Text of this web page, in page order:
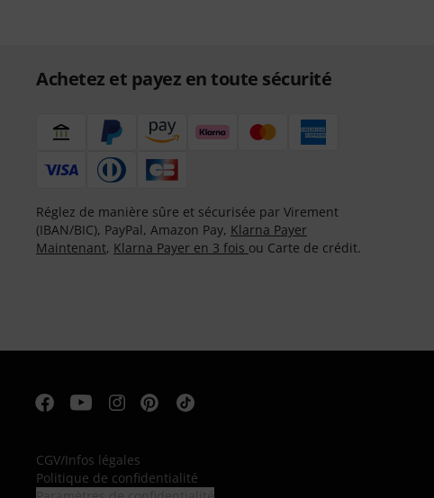
Achetez et payez en toute sécurité
Réglez de manière sûre et sécurisée par Virement
(IBAN/BIC), PayPal, Amazon Pay, Klarna Payer
Maintenant, Klarna Payer en 3 fois ou Carte de crédit.
CGV/Infos légales
Politique de confidentialité